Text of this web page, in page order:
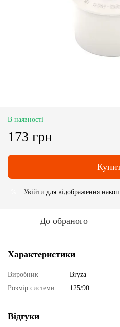
В наявності
173 грн
Увійти для відображення
До обраного
Характеристики
Виробник
Bryza
Розмір системи
125/90
Відгуки